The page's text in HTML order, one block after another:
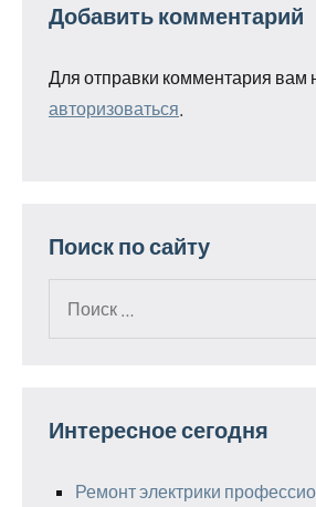
Добавить комментарий
Для отправки комментария вам
авторизоваться
Поиск по сайту
Интересное сегодня
Ремонт электрики